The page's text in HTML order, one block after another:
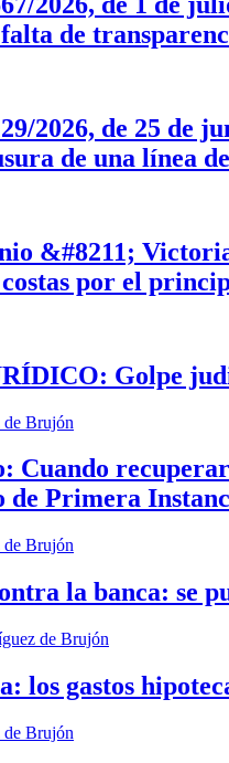
de
2026, de 25
de una línea
&#8211;
por el
Golpe
de Brujón
Cuando
de Primera
de Brujón
la banca: se
de Brujón
los gastos
de Brujón